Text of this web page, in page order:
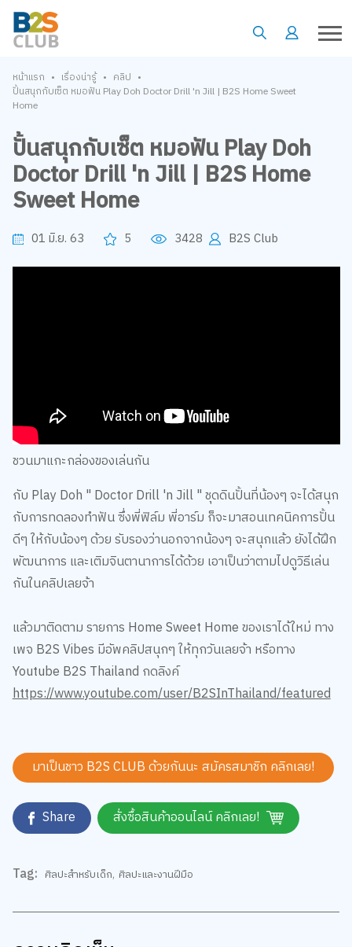
หน้าแรก • เรื่องน่ารู้ • คลิป •
ปั้นสนุกกับเซ็ต หมอฟัน Play Doh Doctor Drill 'n Jill | B2S Home Sweet
Home
ปั้นสนุกกับเซ็ต หมอฟัน Play Doh
Doctor Drill 'n Jill | B2S Home
Sweet Home
01 มิ.ย. 63 5 3428 B2S Club
ชวนมาแกะกล่องของเล่นกัน
กับ Play Doh " Doctor Drill 'n Jill " ชุดดินปั้นที่น้องๆ จะได้สนุก
กับการทดลองทำฟัน ซึ่งพี่ฟิล์ม พี่อาร์ม ก็จะมาสอนเทคนิคการปั้น
ดีๆ ให้กับน้องๆ ด้วย รับรองว่านอกจากน้องๆ จะสนุกแล้ว ยังได้ฝึก
พัฒนาการ และเติมจินตานาการได้ด้วย เอาเป็นว่าตามไปดูวิธีเล่น
กันในคลิปเลยจ้า
แล้วมาติดตาม รายการ Home Sweet Home ของเราได้ใหม่ ทาง
เพจ B2S Vibes มีอัพคลิปสนุกๆ ให้ทุกวันเลยจ้า หรือทาง
Youtube B2S Thailand กดลิงค์
https://www.youtube.com/user/B2SInThailand/featured
มาเป็นชาว B2S CLUB ด้วยกันนะ สมัครสมาชิก คลิกเลย!
Share สั่งซื้อสินค้าออนไลน์ คลิกเลย!
Tag: ศิลปะสำหรับเด็ก, ศิลปะและงานฝีมือ